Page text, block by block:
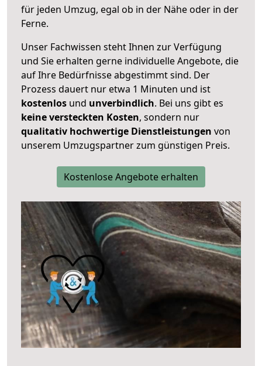
für jeden Umzug, egal ob in der Nähe oder in der
Ferne.
Unser Fachwissen steht Ihnen zur Verfügung
und Sie erhalten gerne individuelle Angebote, die
auf Ihre Bedürfnisse abgestimmt sind. Der
Prozess dauert nur etwa 1 Minuten und ist
kostenlos und unverbindlich. Bei uns gibt es
keine versteckten Kosten, sondern nur
qualitativ hochwertige Dienstleistungen von
unserem Umzugspartner zum günstigen Preis.
Kostenlose Angebote erhalten